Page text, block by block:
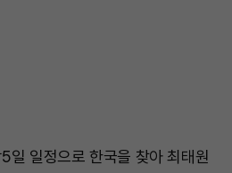
일 일정으로 한국을 찾아 최태원